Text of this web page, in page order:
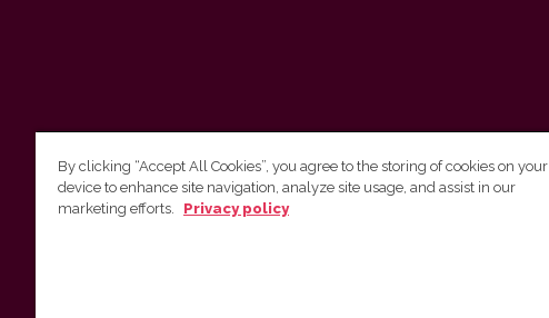
Vilniaus universiteto leidykla
By clicking “Accept All Cookies”, you agree to the storing of cookies on your
device to enhance site navigation, analyze site usage, and assist in our
marketing efforts.
Privacy policy